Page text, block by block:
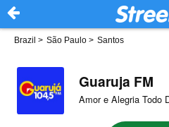
Brazil > São Paulo > Santos
Guaruja FM
Amor e Alegria Todo